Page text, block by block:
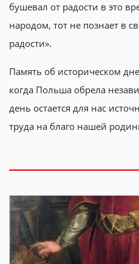
бушевал от радости в это
народом, тот не познает в
радости».
Память об историческом
когда Польша обрела
день остается для нас
труда на благо нашей